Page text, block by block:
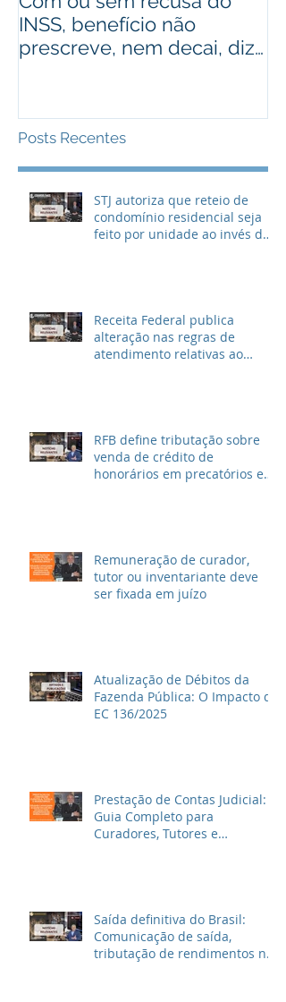
INSS, benefício não
prescreve, nem decai, diz
Posts Recentes
STJ autoriza que reteio de
condomínio residencial seja
feito por unidade ao invés de
Receita Federal publica
alteração nas regras de
atendimento relativas ao
RFB define tributação sobre
venda de crédito de
honorários em precatórios e
Remuneração de curador,
tutor ou inventariante deve
ser fixada em juízo
Atualização de Débitos da
Fazenda Pública: O Impacto da
EC 136/2025
Prestação de Contas Judicial:
Guia Completo para
Curadores, Tutores e
Saída definitiva do Brasil:
Comunicação de saída,
tributação de rendimentos no